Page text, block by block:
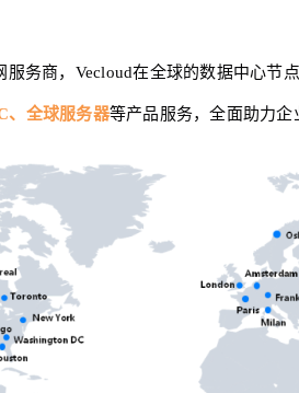
服务商，Vecloud在全球的数据中心节
、全球服务器等产品服务，全面助力企